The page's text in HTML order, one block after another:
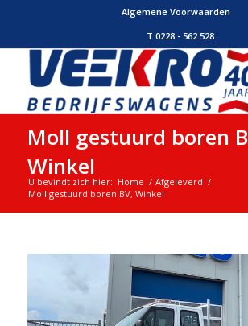
Algemene Voorwaarden
T 0228 - 562 528
Moll gestuurd boren
Winkel
U bevindt zich hier: Home / Afgeleverd /
Moll gestuurd boren BV, Winkel